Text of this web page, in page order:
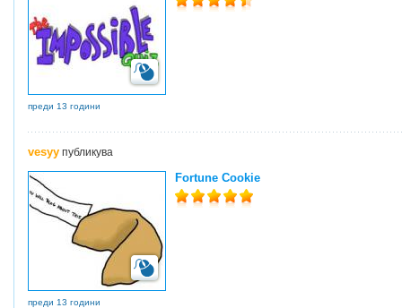
преди 13 години
vesyy публикува
Fortune Cookie
преди 13 години